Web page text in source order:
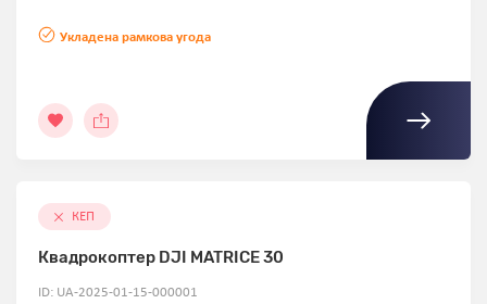
Укладена рамкова угода
КЕП
Квадрокоптер DJI MATRICE 30
ID: UA-2025-01-15-000001